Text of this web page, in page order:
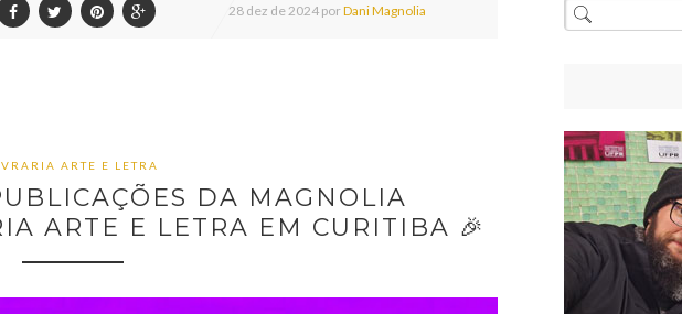
28 dez de2024 porDani Magnolia
ARTE E LETRA
DA MAGNOLIA
ARTE E LETRA EM CURITIBA 🎉